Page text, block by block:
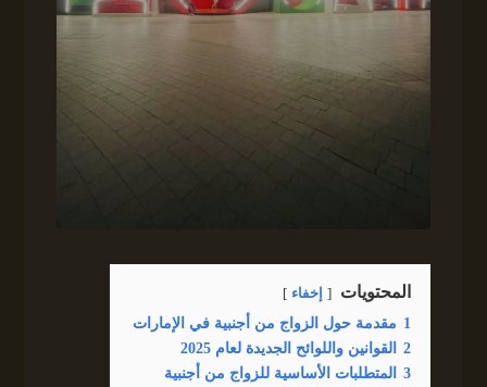
المحتويات إخفاء
1 مقدمة حول الزواج من أجنبية في الإمارات
2 القوانين واللوائح الجديدة لعام 2025
3 المتطلبات الأساسية للزواج من أجنبية